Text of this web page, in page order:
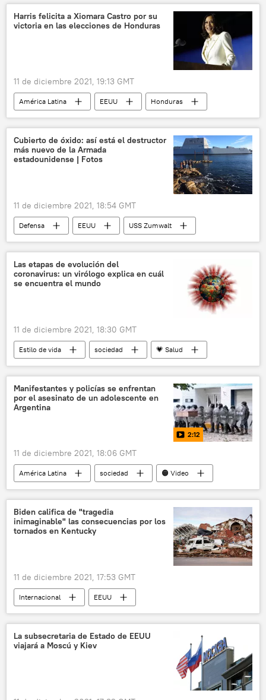
Argentina
movilización
Harris felicita a Xiomara Castro por su
victoria en las elecciones de Honduras
11 de diciembre 2021, 19:13 GMT
América Latina EEUU
Honduras
Kamala Harris
Xiomara Castro
Elecciones generales en Honduras (2021)
Cubierto de óxido: así está el destructor
más nuevo de la Armada
estadounidense | Fotos
11 de diciembre 2021, 18:54 GMT
Defensa EEUU USS Zumwalt
Las etapas de evolución del
coronavirus: un virólogo explica en cuál
se encuentra el mundo
11 de diciembre 2021, 18:30 GMT
Estilo de vida sociedad
💗 Salud
Organización Mundial de la Salud
ómicron (variante de SARS-CoV-2)
Manifestantes y policías se enfrentan
por el asesinato de un adolescente en
Argentina
2:12
11 de diciembre 2021, 18:06 GMT
América Latina sociedad
🟠 Video
Argentina
asesinato
protestas
Télam
Biden califica de "tragedia
inimaginable" las consecuencias por los
tornados en Kentucky
11 de diciembre 2021, 17:53 GMT
Internacional
EEUU
desastres naturales
tornado
La subsecretaria de Estado de EEUU
viajará a Moscú y Kiev